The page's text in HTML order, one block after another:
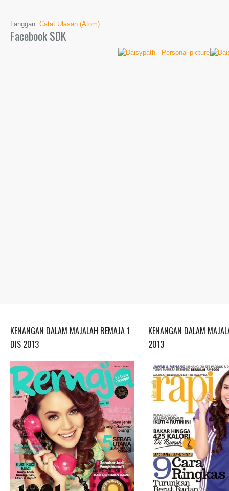
Langgan: Catat Ulasan (Atom)
Facebook SDK
KENANGAN DALAM MAJALAH REMAJA 1
DIS 2013
KENANGAN DALAM
2013